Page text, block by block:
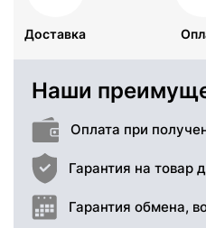
Доставка
Наши
Оплата при
Гарантия на товар
Гарантия обмена,